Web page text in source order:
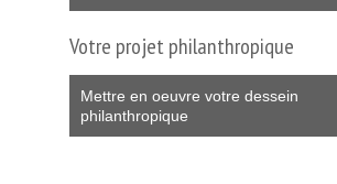
Votre projet philanthropique
Mettre en oeuvre votre dessein
philanthropique